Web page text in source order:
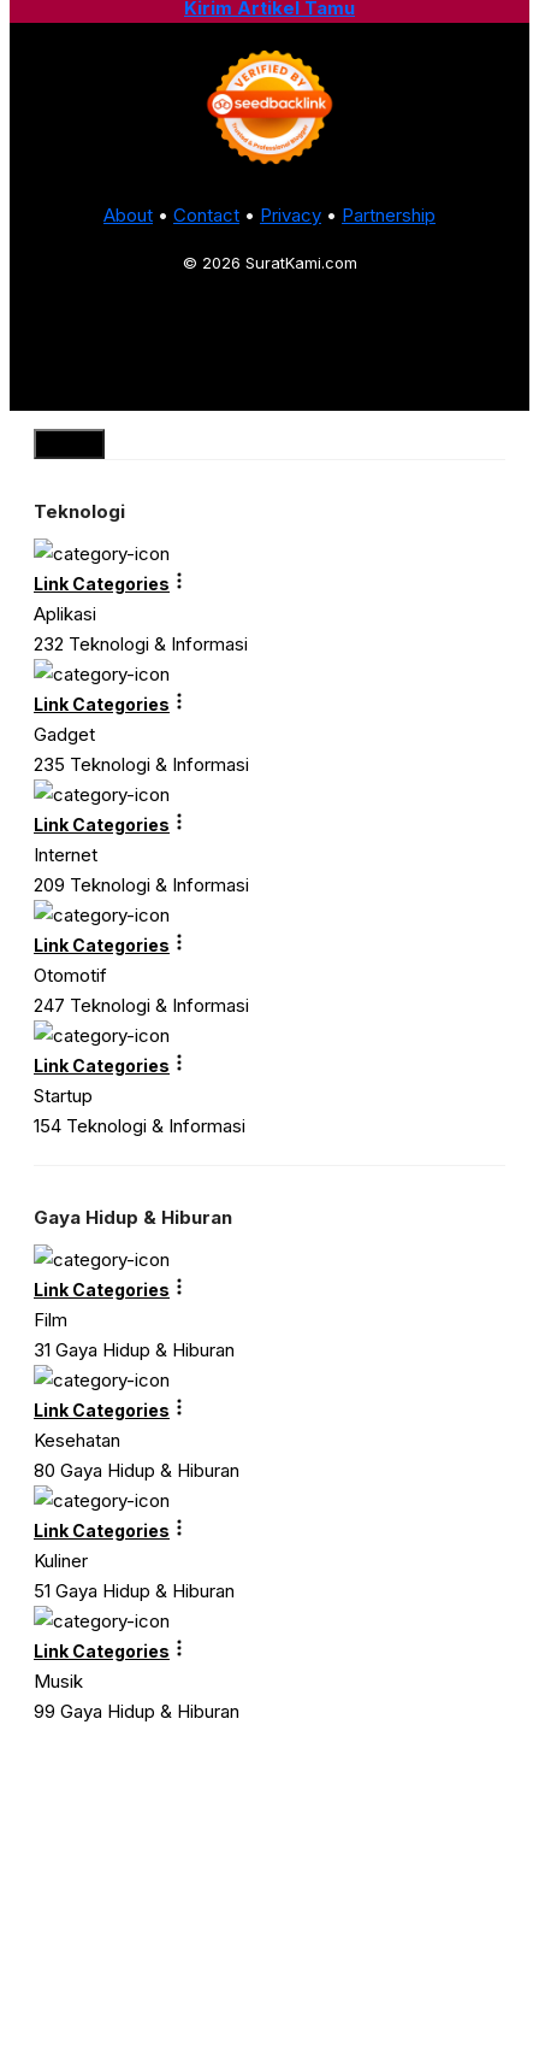
Kirim Artikel Tamu
About • Contact • Privacy • Partnership
© 2026 SuratKami.com
Close
Teknologi
Link Categories
Aplikasi
232 Teknologi & Informasi
Link Categories
Gadget
235 Teknologi & Informasi
Link Categories
Internet
209 Teknologi & Informasi
Link Categories
Otomotif
247 Teknologi & Informasi
Link Categories
Startup
154 Teknologi & Informasi
Gaya Hidup & Hiburan
Link Categories
Film
31 Gaya Hidup & Hiburan
Link Categories
Kesehatan
80 Gaya Hidup & Hiburan
Link Categories
Kuliner
51 Gaya Hidup & Hiburan
Link Categories
Musik
99 Gaya Hidup & Hiburan